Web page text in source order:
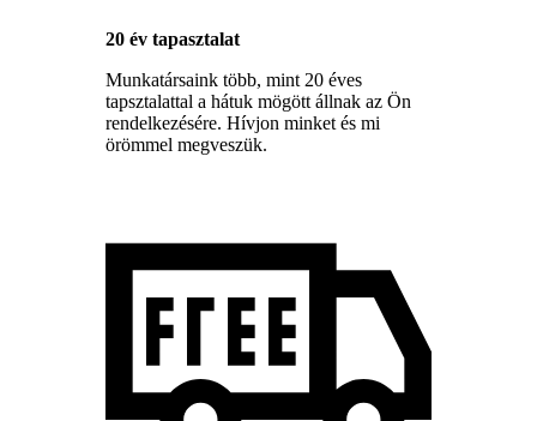
20 év tapasztalat
Munkatársaink több, mint 20 éves
tapsztalattal a hátuk mögött állnak az Ön
rendelkezésére. Hívjon minket és mi
örömmel megveszük.